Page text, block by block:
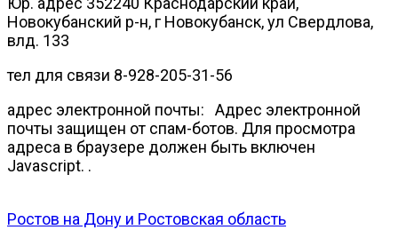
Новокубанский р-н, г Новокубанск, ул Свердлова,
влд. 133
тел для связи 8-928-205-31-56
адрес электронной почты: Адрес электронной
почты защищен от спам-ботов. Для просмотра
адреса в браузере должен быть включен
Javascript. .
Ростов на Дону и Ростовская область